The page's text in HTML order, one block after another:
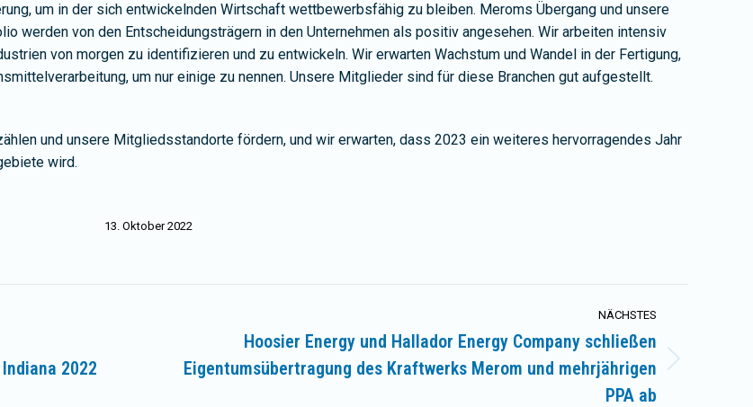
um in der sich entwickelnden Wirtschaft wettbewerbsfähig zu bleiben. Meroms Übergang und unsere
werden von den Entscheidungsträgern in den Unternehmen als positiv angesehen. Wir arbeiten intensiv
von morgen zu identifizieren und zu entwickeln. Wir erwarten Wachstum und Wandel in der Fertigung,
um nur einige zu nennen. Unsere Mitglieder sind für diese Branchen gut aufgestellt.
und unsere Mitgliedsstandorte fördern, und wir erwarten, dass 2023 ein weiteres hervorragendes Jahr
wird.
13. Oktober 2022
2022
NÄCHSTES
Nächster
Hoosier Energy und Hallador Energy Company schließen
Eigentumsübertragung des Kraftwerks Merom und mehrjährigen
PPA ab